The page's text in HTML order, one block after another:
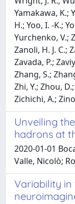
Unveiling
hadrons at
2020-01-01
Valle, Nicolò;
Variability in